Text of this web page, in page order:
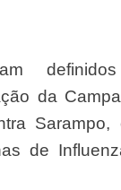
da
Sarampo,
de